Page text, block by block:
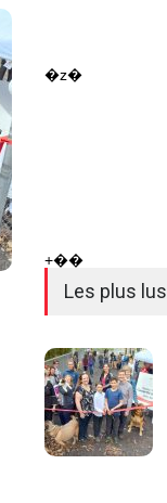
�z�
+��
Les plus lus